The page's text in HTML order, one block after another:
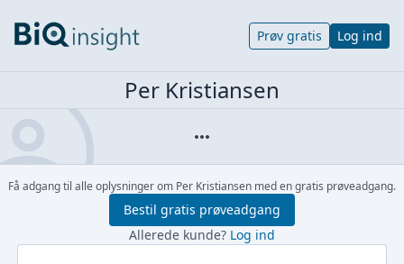
Prøv gratis Log ind
Per Kristiansen
Få adgang til alle oplysninger om Per Kristiansen med en gratis prøveadgang.
Bestil gratis prøveadgang
Allerede kunde? Log ind